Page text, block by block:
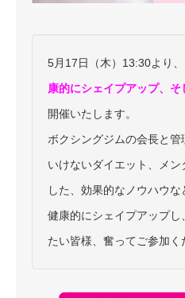
5月17日（木）13:30より、
康的にシェイプアップ、そ
開催いたします。
ボクシングジムの会長と
いけないダイエット、メ
した、効果的なノウハウな
健康的にシェイプアップし
たい皆様、奮ってご参加く